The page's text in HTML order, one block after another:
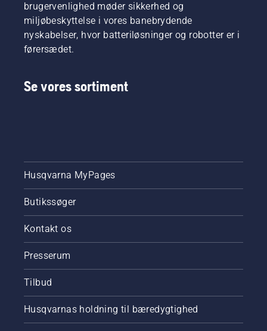
brugervenlighed møder sikkerhed og
miljøbeskyttelse i vores banebrydende
nyskabelser, hvor batteriløsninger og robotter er i
førersædet.
Se vores sortiment
Husqvarna MyPages
Butikssøger
Kontakt os
Presserum
Tilbud
Husqvarnas holdning til bæredygtighed